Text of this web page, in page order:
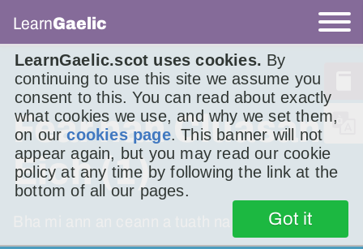
LearnGaelic.scot uses cookies. By
continuing to use this site we assume you
consent to this. You can read about exactly
what cookies we use, and why we set them,
on ourcookies page. This banner will not
appear again, but you may read our cookie
policy at any time by following the link at the
bottom of all our pages.
Got it
LearnGaelic
Fear nan Cluasan
Eich (1)
Bha mi ann an ceann a tuath na Cuimrigh aig